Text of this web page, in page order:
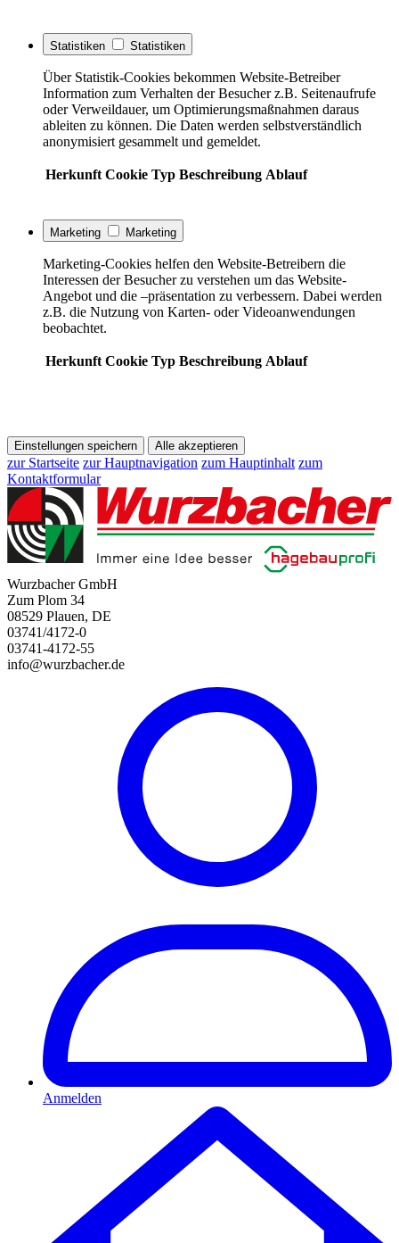
Statistiken Statistiken
Über Statistik-Cookies bekommen Website-Betreiber
Information zum Verhalten der Besucher z.B. Seitenaufrufe
oder Verweildauer, um Optimierungsmaßnahmen daraus
ableiten zu können. Die Daten werden selbstverständlich
anonymisiert gesammelt und gemeldet.
Herkunft Cookie Typ Beschreibung Ablauf
Marketing Marketing
Marketing-Cookies helfen den Website-Betreibern die
Interessen der Besucher zu verstehen um das Website-
Angebot und die –präsentation zu verbessern. Dabei werden
z.B. die Nutzung von Karten- oder Videoanwendungen
beobachtet.
Herkunft Cookie Typ Beschreibung Ablauf
Einstellungen speichern Alle akzeptieren
zur Startseite zur Hauptnavigation zum Hauptinhalt zum
Kontaktformular
Wurzbacher GmbH
Zum Plom 34
08529 Plauen, DE
03741/4172-0
03741-4172-55
info@wurzbacher.de
Anmelden